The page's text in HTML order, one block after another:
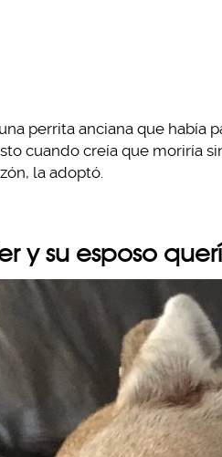
perrita anciana que había
cuando creía que moriría
la adoptó.
y su esposo